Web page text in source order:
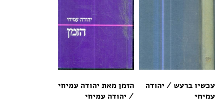
עכשיו ברעש / יהודה
עמיחי
הזמן מאת יהודה עמיחי
/ יהודה עמיחי